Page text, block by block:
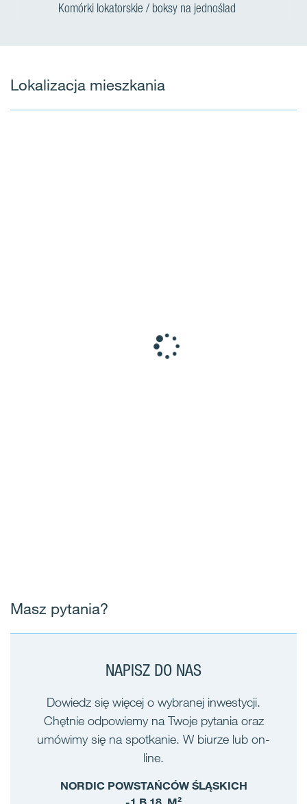
Komórki lokatorskie / boksy na jednoślad
Lokalizacja mieszkania
Masz pytania?
NAPISZ DO NAS
Dowiedz się więcej o wybranej inwestycji.
Chętnie odpowiemy na Twoje pytania oraz
umówimy się na spotkanie. W biurze lub on-
line.
NORDIC POWSTAŃCÓW ŚLĄSKICH